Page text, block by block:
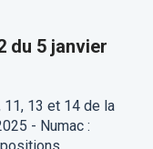
du 5 janvier
11, 13 et 14 de la
- Numac :